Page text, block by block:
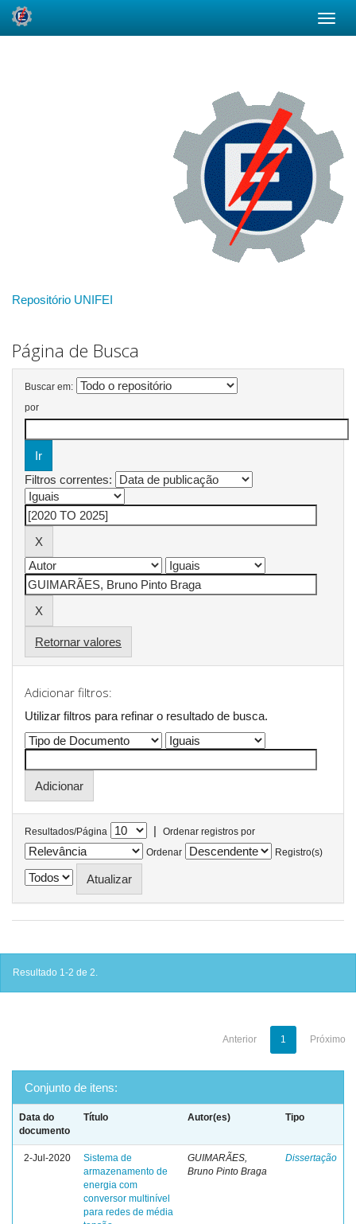
Repositório UNIFEI
Página de Busca
Buscar em:
por
Filtros correntes:
Retornar valores
Adicionar filtros:
Utilizar filtros para refinar o resultado de busca.
Resultados/Página |
Ordenar registros por
Ordenar
Registro(s)
Resultado 1-2 de 2.
Anterior 1 Próximo
Conjunto de itens:
Data do
documento
Título Autor(es) Tipo
2-Jul-2020
Sistema de
armazenamento de
energia com
conversor multinível
para redes de média
GUIMARÃES,
Bruno Pinto Braga
Dissertação